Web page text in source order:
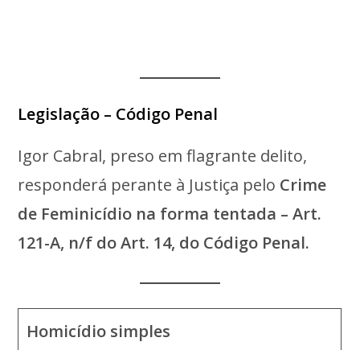
Legislação – Código Penal
Igor Cabral, preso em flagrante delito,
responderá perante à Justiça pelo Crime
de Feminicídio na forma tentada – Art.
121-A, n/f do Art. 14, do Código Penal.
Homicídio simples